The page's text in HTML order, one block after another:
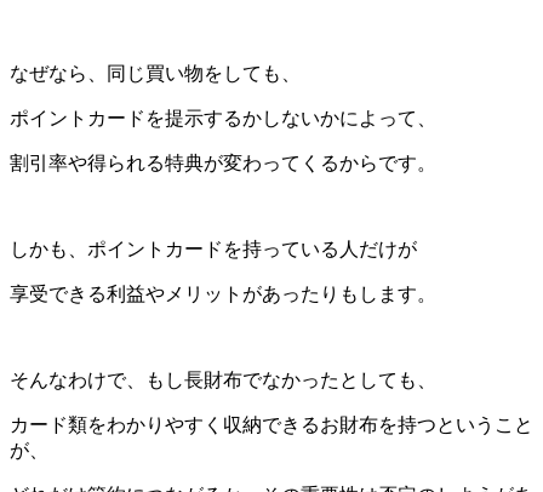
なぜなら、同じ買い物をしても、
ポイントカードを提示するかしないかによって、
割引率や得られる特典が変わってくるからです。
しかも、ポイントカードを持っている人だけが
享受できる利益やメリットがあったりもします。
そんなわけで、もし長財布でなかったとしても、
カード類をわかりやすく収納できるお財布を持つということ
が、